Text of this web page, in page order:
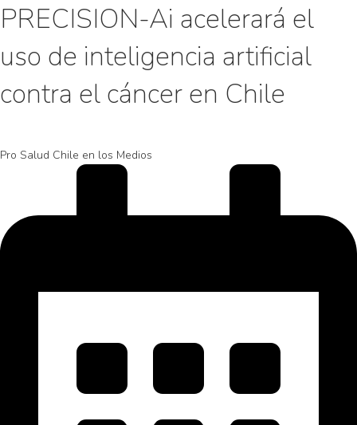
PRECISION-Ai acelerará el
uso de inteligencia artificial
contra el cáncer en Chile
Pro Salud Chile en los Medios